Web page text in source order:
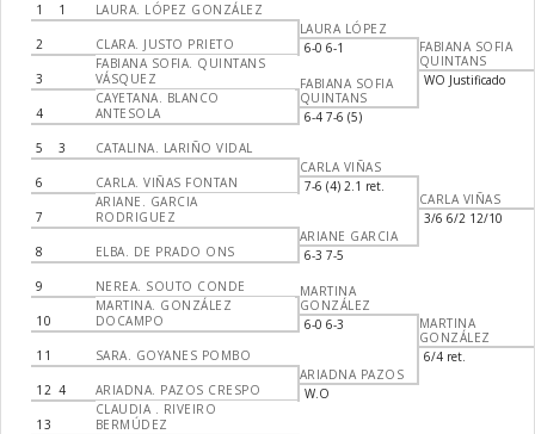
1 1 LAURA. LÓPEZ GONZÁLEZ
2 CLARA. JUSTO PRIETO
3
FABIANA SOFIA. QUINTANS
VÁSQUEZ
4
CAYETANA. BLANCO
ANTESOLA
5 3 CATALINA. LARIÑO VIDAL
6 CARLA. VIÑAS FONTAN
7
ARIANE. GARCIA
RODRIGUEZ
8 ELBA. DE PRADO ONS
9 NEREA. SOUTO CONDE
10
MARTINA. GONZÁLEZ
DOCAMPO
11 SARA. GOYANES POMBO
12 4 ARIADNA. PAZOS CRESPO
13
CLAUDIA . RIVEIRO
BERMÚDEZ
LAURA LÓPEZ
6-0 6-1
FABIANA SOFIA
QUINTANS
6-4 7-6 (5)
CARLA VIÑAS
7-6 (4) 2.1 ret.
ARIANE GARCIA
6-3 7-5
MARTINA
GONZÁLEZ
6-0 6-3
ARIADNA PAZOS
W.O
FABIANA SOFIA
QUINTANS
WO Justificado
CARLA VIÑAS
3/6 6/2 12/10
MARTINA
GONZÁLEZ
6/4 ret.